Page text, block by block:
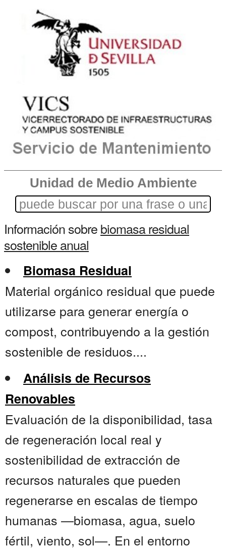
Unidad de Medio Ambiente
Información sobrebiomasa residual
sostenible anual
Biomasa Residual
Material orgánico residual que puede
utilizarse para generar energía o
compost, contribuyendo a la gestión
sostenible de residuos....
Análisis de Recursos
Renovables
Evaluación de la disponibilidad, tasa
de regeneración local real y
sostenibilidad de extracción de
recursos naturales que pueden
regenerarse en escalas de tiempo
humanas —biomasa, agua, suelo
fértil, viento, sol—. En el entorno